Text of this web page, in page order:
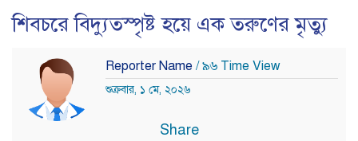
শিবচরে বিদ্যুতস্পৃষ্ট হয়ে এক তরুণের মৃত্যু
Reporter Name / ৯৬ Time View
শুক্রবার, ১ মে, ২০২৬
Share